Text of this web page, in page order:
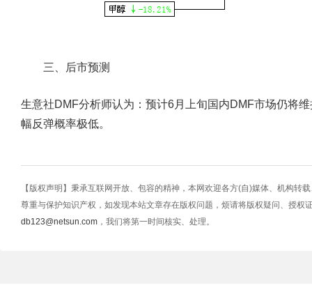
三、后市预测
生意社DMF分析师认为：预计6月上旬国内DMF市场仍将
幅反弹概率极低。
【版权声明】秉承互联网开放、包容的精神，本网欢迎各方(自)媒体、机构转
尊重与保护知识产权，如发现本站文章存在版权问题，烦请将版权疑问、授权
db123@netsun.com ，我们将第一时间核实、处理。